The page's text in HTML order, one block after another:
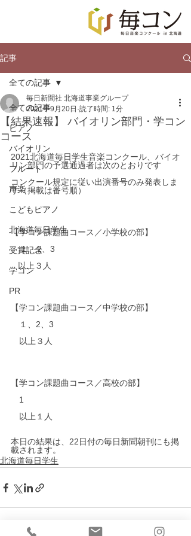
記事
全ての記事
ピアノ
バイオリン
フルート
声楽
こどもピアノ
北海道毎日学生
受賞記念
学コン
PR
全ての記事
【結果速報】 バイオリン部門・学コン
コース
毎日新聞社 北海道事業グループ
2021年9月20日 読了時間: 1分
2021北海道毎日学生音楽コンクール、バイオ
リン部門の予選通過者は次のとおりです
コンクール規定に従い出演番号のみ発表しま
す（掲載は番号順）
【学コン課題曲コース／小学校の部】
1 、2、3
   以上３人
【学コン課題曲コース／中学校の部】
１、2、3
以上３人
【学コン課題曲コース／高校の部】
1
以上１人
本日の結果は、22日付の毎日新聞朝刊にも掲
載されます。
北海道毎日学生